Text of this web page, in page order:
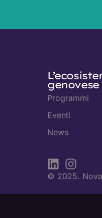
genovese
Programmi
Eventi
News
© 2025.